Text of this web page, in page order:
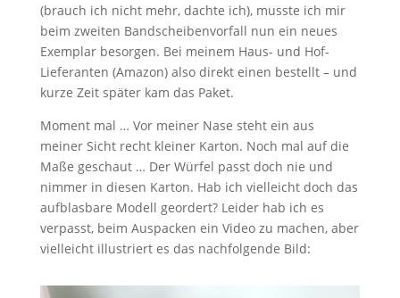
(brauch ich nicht mehr, dachte ich), musste ich mir
beim zweiten Bandscheibenvorfall nun ein neues
Exemplar besorgen. Bei meinem Haus- und Hof-
Lieferanten (Amazon) also direkt einen bestellt – und
kurze Zeit später kam das Paket.
Moment mal … Vor meiner Nase steht ein aus
meiner Sicht recht kleiner Karton. Noch mal auf die
Maße geschaut … Der Würfel passt doch nie und
nimmer in diesen Karton. Hab ich vielleicht doch das
aufblasbare Modell geordert? Leider hab ich es
verpasst, beim Auspacken ein Video zu machen, aber
vielleicht illustriert es das nachfolgende Bild: